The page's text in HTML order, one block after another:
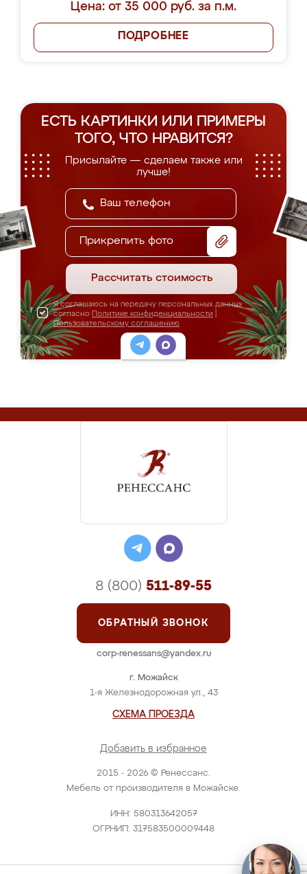
Цена: от 35 000 руб. за п.м.
ПОДРОБНЕЕ
ЕСТЬ КАРТИНКИ ИЛИ ПРИМЕРЫ
ТОГО, ЧТО НРАВИТСЯ?
Присылайте — сделаем также или
лучше!
Прикрепить фото
Рассчитать стоимость
Я соглашаюсь на передачу персональных данных
согласно Политике конфиденциальности
Пользовательскому соглашению
2015 - 2026 © Ренессанс.
Мебель от производителя в Можайске.
ИНН: 580313642057
ОГРНИП: 317583500009448
г. Можайск
1-я Железнодорожная ул., 43
СХЕМА ПРОЕЗДА
Добавить в избранное
8 (800) 511-89-55
ОБРАТНЫЙ ЗВОНОК
corp-renessans@yandex.ru